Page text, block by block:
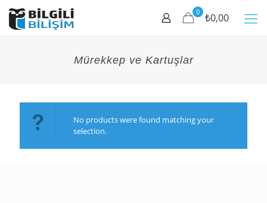
0 ₺0,00
Mürekkep ve Kartuşlar
No products were found matching your
selection.